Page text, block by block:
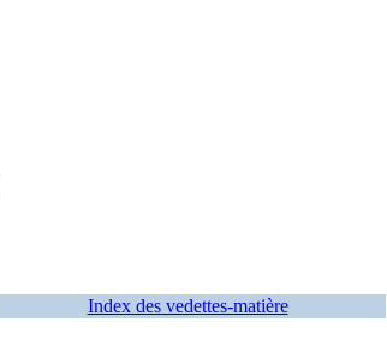
Index des vedettes-matière